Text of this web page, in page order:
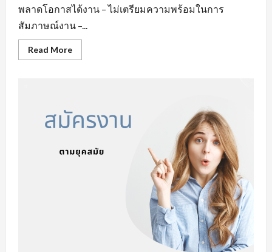
พลาดโอกาสได้งาน – ไม่เตรียมความพร้อมในการ
สัมภาษณ์งาน –...
Read MoreRead
more
หา
งาน
จะ
ทำให้